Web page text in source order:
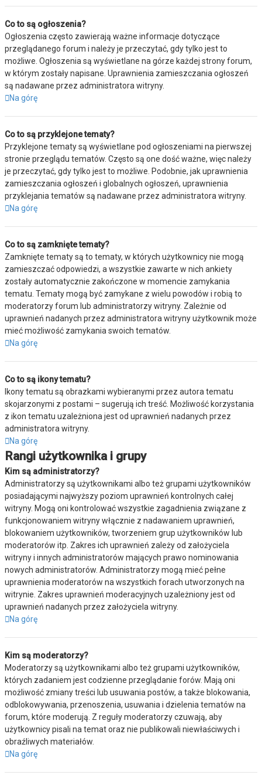
Co to są ogłoszenia?
Ogłoszenia często zawierają ważne informacje dotyczące
przeglądanego forum i należy je przeczytać, gdy tylko jest to
możliwe. Ogłoszenia są wyświetlane na górze każdej strony forum,
w którym zostały napisane. Uprawnienia zamieszczania ogłoszeń
są nadawane przez administratora witryny.
Na górę
Co to są przyklejone tematy?
Przyklejone tematy są wyświetlane pod ogłoszeniami na pierwszej
stronie przeglądu tematów. Często są one dość ważne, więc należy
je przeczytać, gdy tylko jest to możliwe. Podobnie, jak uprawnienia
zamieszczania ogłoszeń i globalnych ogłoszeń, uprawnienia
przyklejania tematów są nadawane przez administratora witryny.
Na górę
Co to są zamknięte tematy?
Zamknięte tematy są to tematy, w których użytkownicy nie mogą
zamieszczać odpowiedzi, a wszystkie zawarte w nich ankiety
zostały automatycznie zakończone w momencie zamykania
tematu. Tematy mogą być zamykane z wielu powodów i robią to
moderatorzy forum lub administratorzy witryny. Zależnie od
uprawnień nadanych przez administratora witryny użytkownik może
mieć możliwość zamykania swoich tematów.
Na górę
Co to są ikony tematu?
Ikony tematu są obrazkami wybieranymi przez autora tematu
skojarzonymi z postami – sugerują ich treść. Możliwość korzystania
z ikon tematu uzależniona jest od uprawnień nadanych przez
administratora witryny.
Na górę
Rangi użytkownika i grupy
Kim są administratorzy?
Administratorzy są użytkownikami albo też grupami użytkowników
posiadającymi najwyższy poziom uprawnień kontrolnych całej
witryny. Mogą oni kontrolować wszystkie zagadnienia związane z
funkcjonowaniem witryny włącznie z nadawaniem uprawnień,
blokowaniem użytkowników, tworzeniem grup użytkowników lub
moderatorów itp. Zakres ich uprawnień zależy od założyciela
witryny i innych administratorów mających prawo nominowania
nowych administratorów. Administratorzy mogą mieć pełne
uprawnienia moderatorów na wszystkich forach utworzonych na
witrynie. Zakres uprawnień moderacyjnych uzależniony jest od
uprawnień nadanych przez założyciela witryny.
Na górę
Kim są moderatorzy?
Moderatorzy są użytkownikami albo też grupami użytkowników,
których zadaniem jest codzienne przeglądanie forów. Mają oni
możliwość zmiany treści lub usuwania postów, a także blokowania,
odblokowywania, przenoszenia, usuwania i dzielenia tematów na
forum, które moderują. Z reguły moderatorzy czuwają, aby
użytkownicy pisali na temat oraz nie publikowali niewłaściwych i
obraźliwych materiałów.
Na górę